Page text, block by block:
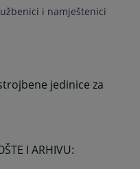
i namještenici
jedinice za
I ARHIVU: